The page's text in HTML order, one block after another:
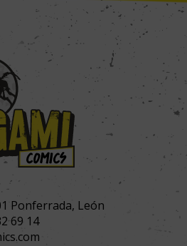
Ponferrada, León
69 14